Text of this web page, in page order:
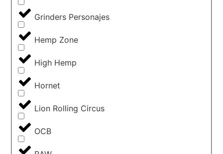
Grinders Personajes
Hemp Zone
High Hemp
Hornet
Lion Rolling Circus
OCB